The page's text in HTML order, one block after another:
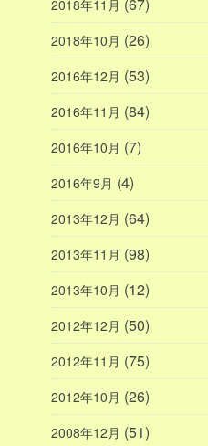
2018年11月
2018年10月 (26)
2016年12月 (53)
2016年11月 (84)
2016年10月 (7)
2016年9月 (4)
2013年12月 (64)
2013年11月 (98)
2013年10月 (12)
2012年12月 (50)
2012年11月 (75)
2012年10月 (26)
2008年12月 (51)